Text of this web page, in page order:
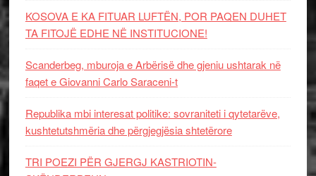
KOSOVA E KA FITUAR LUFTËN, POR PAQEN DUHET
TA FITOJË EDHE NË INSTITUCIONE!
Scanderbeg, mburoja e Arbërisë dhe gjeniu ushtarak në
faqet e Giovanni Carlo Saraceni-t
Republika mbi interesat politike: sovraniteti i qytetarëve,
kushtetutshmëria dhe përgjegjësia shtetërore
TRI POEZI PËR GJERGJ KASTRIOTIN-